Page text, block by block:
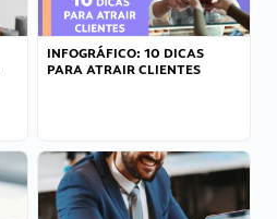
INFOGRÁFICO: 10 DICAS
PARA ATRAIR CLIENTES